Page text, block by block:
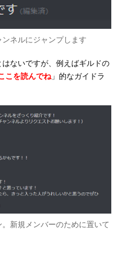
ネルにジャンプします
ないですが、例えばギルドの
こを読んでね 」的なガイドラ
新規メンバーのために置いて